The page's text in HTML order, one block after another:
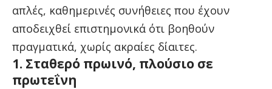
απλές, καθημερινές συνήθειες που έχουν
αποδειχθεί επιστημονικά ότι βοηθούν
πραγματικά, χωρίς ακραίες δίαιτες.
1. Σταθερό πρωινό, πλούσιο σε
πρωτεΐνη